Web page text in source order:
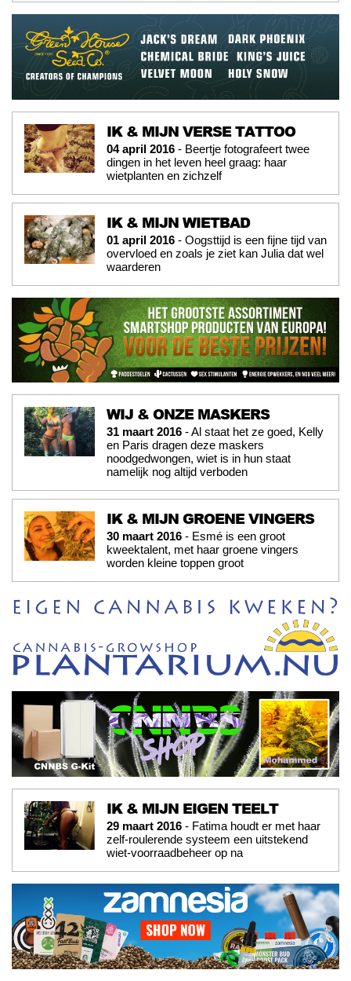
IK & MIJN VERSE TATTOO
04 april 2016 - Beertje fotografeert twee
dingen in het leven heel graag: haar
wietplanten en zichzelf
IK & MIJN WIETBAD
01 april 2016 - Oogsttijd is een fijne tijd van
overvloed en zoals je ziet kan Julia dat wel
waarderen
WIJ & ONZE MASKERS
31 maart 2016 - Al staat het ze goed, Kelly
en Paris dragen deze maskers
noodgedwongen, wiet is in hun staat
namelijk nog altijd verboden
IK & MIJN GROENE VINGERS
30 maart 2016 - Esmé is een groot
kweektalent, met haar groene vingers
worden kleine toppen groot
IK & MIJN EIGEN TEELT
29 maart 2016 - Fatima houdt er met haar
zelf-roulerende systeem een uitstekend
wiet-voorraadbeheer op na